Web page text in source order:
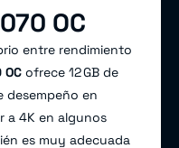
OC
entre rendimiento
ofrece 12 GB de
desempeño en
a 4K en algunos
es muy adecuada